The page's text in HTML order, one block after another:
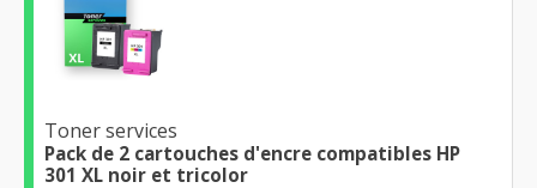
Toner services
Pack de 2 cartouches d'encre compatibles HP
301 XL noir et tricolor